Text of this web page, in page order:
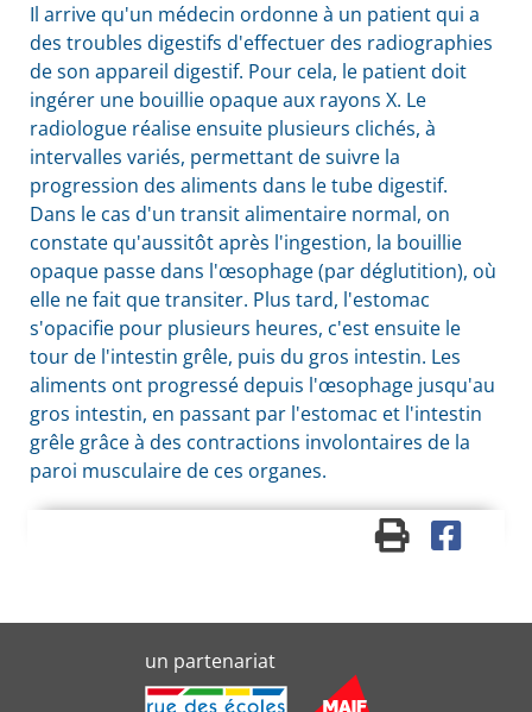
Il arrive qu'un médecin ordonne à un patient qui a
des troubles digestifs d'effectuer des radiographies
de son appareil digestif. Pour cela, le patient doit
ingérer une bouillie opaque aux rayons X. Le
radiologue réalise ensuite plusieurs clichés, à
intervalles variés, permettant de suivre la
progression des aliments dans le tube digestif.
Dans le cas d'un transit alimentaire normal, on
constate qu'aussitôt après l'ingestion, la bouillie
opaque passe dans l'œsophage (par déglutition), où
elle ne fait que transiter. Plus tard, l'estomac
s'opacifie pour plusieurs heures, c'est ensuite le
tour de l'intestin grêle, puis du gros intestin. Les
aliments ont progressé depuis l'œsophage jusqu'au
gros intestin, en passant par l'estomac et l'intestin
grêle grâce à des contractions involontaires de la
paroi musculaire de ces organes.
un partenariat